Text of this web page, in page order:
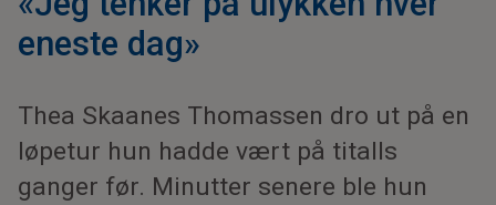
eneste dag»
Thea Skaanes Thomassen dro ut på en
løpetur hun hadde vært på titalls
ganger før. Minutter senere ble hun